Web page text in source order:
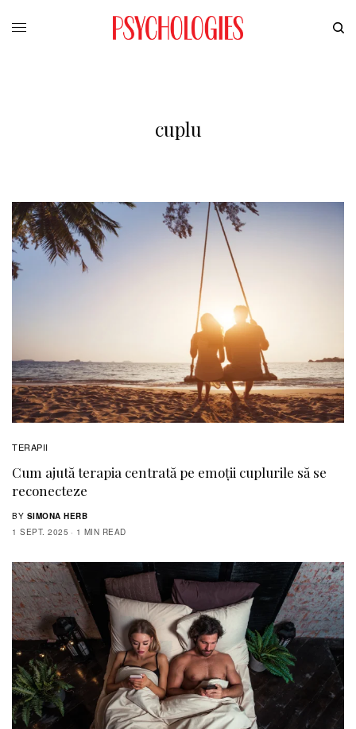
cuplu
TERAPII
Cum ajută terapia centrată pe emoții cuplurile să se
reconecteze
BY SIMONA HERB
1 SEPT. 2025
1 MIN READ